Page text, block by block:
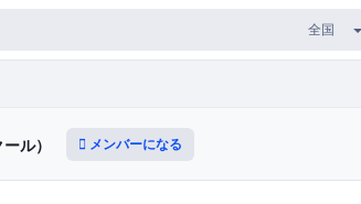
ル） メンバーになる